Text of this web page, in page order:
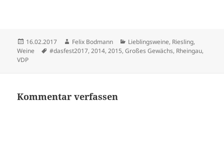
Veröffentlicht
am
16.02.2017 Autor
Felix Bodmann Kategorien
Lieblingsweine, Riesling,
Weine
Schlagwörter
#dasfest2017,2014,2015,Großes Gewächs, Rheingau,
VDP
Kommentar verfassen